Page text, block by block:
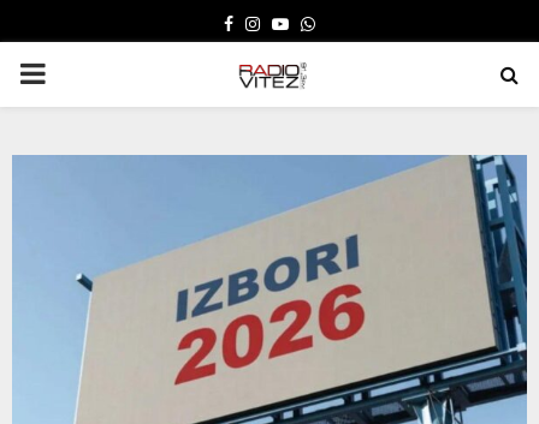
FACEBOOK
INSTAGRAM
YOUTUBE
WHATSAPP
PRIMARY